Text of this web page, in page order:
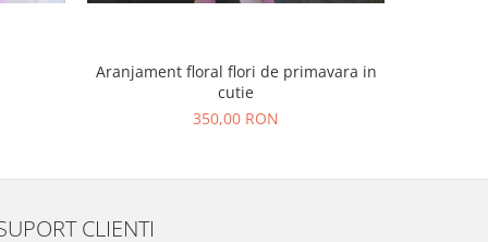
Aranjament floral flori de primavara in
cutie
350,00 RON
CLIENTI